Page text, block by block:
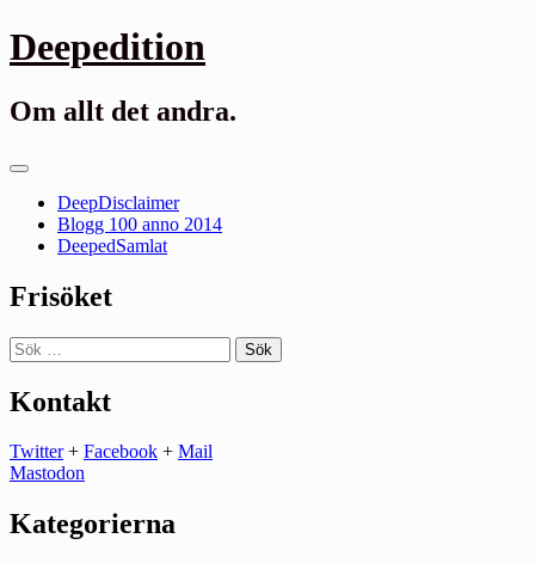
Gå
till
Deepedition
Om allt det andra.
Primär
DeepDisclaimer
Blogg 100 anno 2014
DeepedSamlat
Frisöket
Sök
efter:
Kontakt
Twitter+ Facebook + Mail
Mastodon
Kategorierna